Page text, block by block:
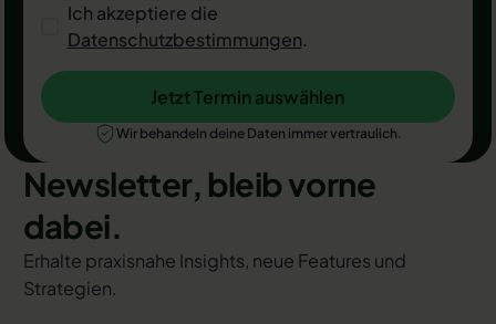
Ich akzeptiere die
Datenschutzbestimmungen.
Jetzt Termin auswählen
Jetzt Termin auswählen
Wir behandeln deine Daten immer vertraulich.
Newsletter, bleib vorne
dabei.
Erhalte praxisnahe Insights, neue Features und
Strategien.